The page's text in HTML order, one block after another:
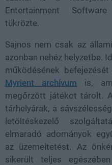
Entertainment
tükrözte.
Sajnos nem csak az
azonban nehéz helyzetbe.
működésének
Myrient archívum is,
megőrzött játékot tárolt.
tárhelyárak, a
letöltéskezelő
elmaradó adományok
az üzemeltetést. Az
sikerült teljes